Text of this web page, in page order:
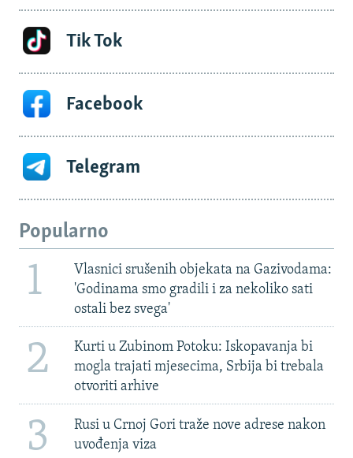
Tik Tok
Facebook
Telegram
Popularno
1
Vlasnici srušenih objekata na Gazivodama:
'Godinama smo gradili i za nekoliko sati
ostali bez svega'
2
Kurti u Zubinom Potoku: Iskopavanja bi
mogla trajati mjesecima, Srbija bi trebala
otvoriti arhive
3
Rusi u Crnoj Gori traže nove adrese nakon
uvođenja viza